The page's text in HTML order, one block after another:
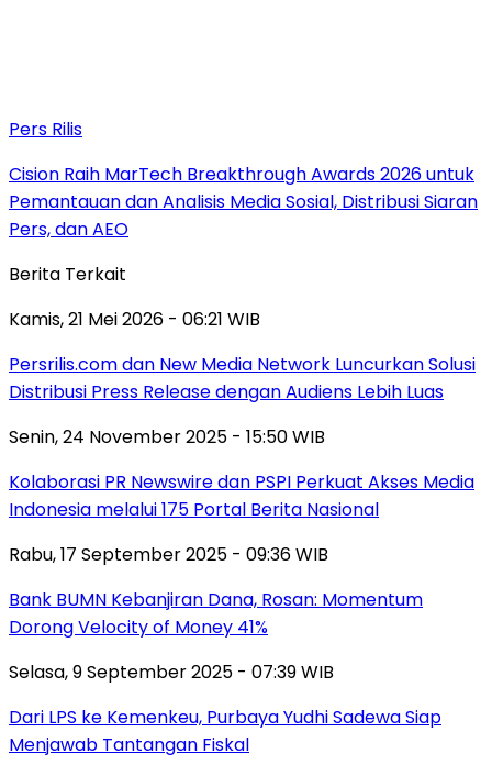
Pers Rilis
Cision Raih MarTech Breakthrough Awards 2026 untuk
Pemantauan dan Analisis Media Sosial, Distribusi Siaran
Pers, dan AEO
Berita Terkait
Kamis, 21 Mei 2026 - 06:21 WIB
Persrilis.com dan New Media Network Luncurkan Solusi
Distribusi Press Release dengan Audiens Lebih Luas
Senin, 24 November 2025 - 15:50 WIB
Kolaborasi PR Newswire dan PSPI Perkuat Akses Media
Indonesia melalui 175 Portal Berita Nasional
Rabu, 17 September 2025 - 09:36 WIB
Bank BUMN Kebanjiran Dana, Rosan: Momentum
Dorong Velocity of Money 41%
Selasa, 9 September 2025 - 07:39 WIB
Dari LPS ke Kemenkeu, Purbaya Yudhi Sadewa Siap
Menjawab Tantangan Fiskal